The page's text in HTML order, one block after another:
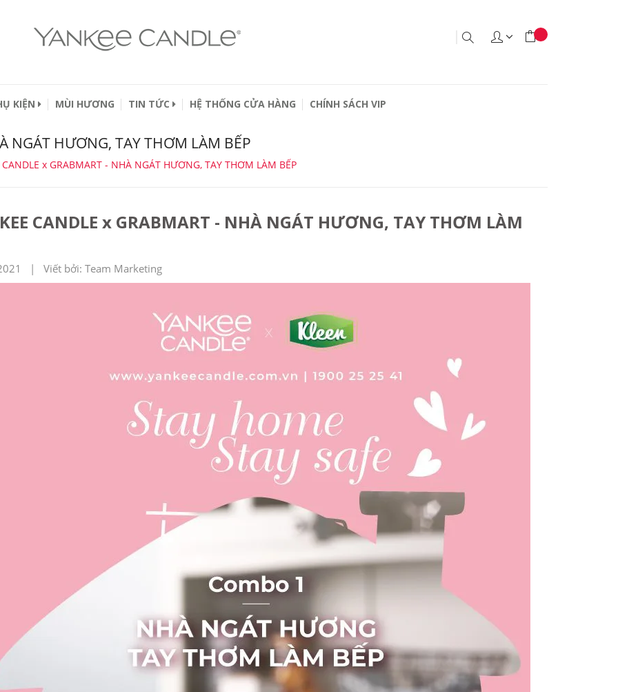
KIỆN MÙI HƯƠNG TIN TỨC HỆ THỐNG CỬA HÀNG CHÍNH SÁCH VIP
NGÁT HƯƠNG, TAY THƠM LÀM BẾP
CANDLE x GRABMART - NHÀ NGÁT HƯƠNG, TAY THƠM LÀM BẾP
CANDLE x GRABMART - NHÀ NGÁT HƯƠNG, TAY THƠM LÀM
| Viết bởi: Team Marketing